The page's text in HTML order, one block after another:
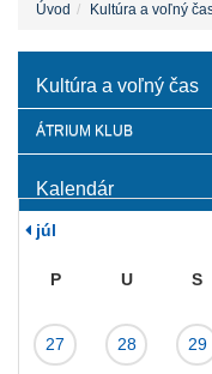
Úvod Kultúra a voľný
Kultúra a voľný čas
ÁTRIUM KLUB
Kalendár
Kalendár
podujatí
júl
P U S
27 28 29